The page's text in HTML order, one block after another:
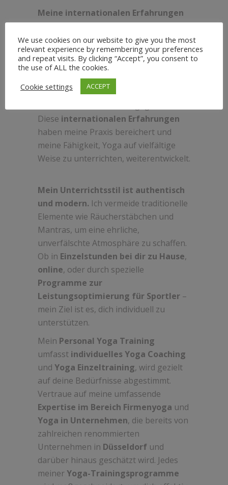
Meine internationalen Erfahrungen
als Gast-Yogalehrerin in
Luxusresortswie dem Ritz Carlton in
Jamaika, dem Couples Resort in Jamaika
und Barbados sowie dem Cap Juluca auf
Anguilla haben meine Perspektiven
erweitert und mir spannende Einblicke
Diese internationalen Erfahrungen
haben meine Praxis bereichert und
meine Fähigkeit, Yoga auf vielfältige
Weise zu unterrichten, weiterentwickelt.
Mein Unterrichtsstil ist authentisch
und modern. Ich vermeide traditionelle
Elemente wie Räucherstäbchen und
Mantras, um eine ehrliche,
unverfälschte Atmosphäre zu schaffen.
Ob in Einzelstunden bei dir zu Hause,
online, oder durch spezielle
Programme zur
Leistungsoptimierung für Sportler –
mein Ziel ist es, dich individuell zu
unterstützen.
Mein Personal Yoga Training
umfasst individuelles Yoga Coaching
und Yoga Einzeltraining, wird gezielt
auf deine Bedürfnisse abgestimmt.
Vertraue auf meine umfassende
Expertise im Bereich Firmenyoga und
Yoga in Unternehmen, die bereits von
zahlreichen renommierten
Unternehmen in Düsseldorf und
darüber hinaus geschätzt wird. Jedes
meinerYoga-Trainingsprogramme
We use cookies on our website to give you the most
relevant experience by remembering your preferences
and repeat visits. By clicking “Accept”, you consent to
the use of ALL the cookies.
Cookie settings
ACCEPT